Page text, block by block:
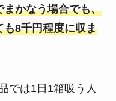
かなう場合でも、
も8千円程度に収ま
では1日1箱吸う人